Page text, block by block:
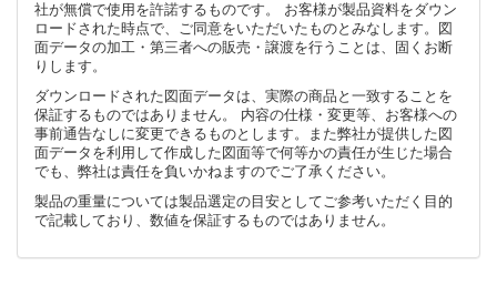
社が無償で使用を許諾するものです。 お客様が製品資料をダウン
ロードされた時点で、ご同意をいただいたものとみなします。図
面データの加工・第三者への販売・譲渡を行うことは、固くお断
りします。
ダウンロードされた図面データは、実際の商品と一致することを
保証するものではありません。 内容の仕様・変更等、お客様への
事前通告なしに変更できるものとします。また弊社が提供した図
面データを利用して作成した図面等で何等かの責任が生じた場合
でも、弊社は責任を負いかねますのでご了承ください。
製品の重量については製品選定の目安としてご参考いただく目的
で記載しており、数値を保証するものではありません。